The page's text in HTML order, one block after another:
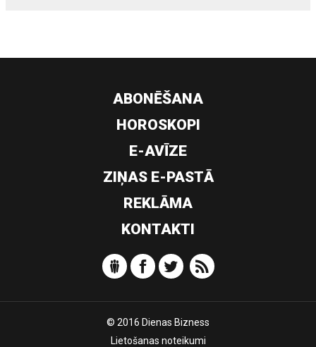
ABONĒŠANA
HOROSKOPI
E-AVĪZE
ZIŅAS E-PASTĀ
REKLĀMA
KONTAKTI
© 2016 Dienas Bizness
Lietošanas noteikumi